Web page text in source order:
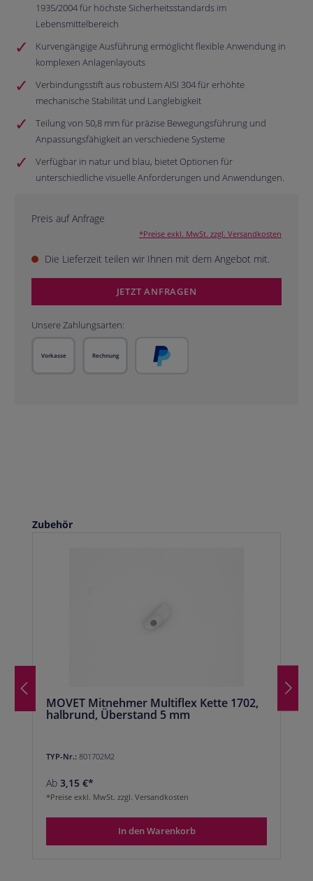
1935/2004 für höchste Sicherheitsstandards im
Lebensmittelbereich
Kurvengängige Ausführung ermöglicht flexible Anwendung in
komplexen Anlagenlayouts
Verbindungsstift aus robustem AISI 304 für erhöhte
mechanische Stabilität und Langlebigkeit
Teilung von 50,8 mm für präzise Bewegungsführung und
Anpassungsfähigkeit an verschiedene Systeme
Verfügbar in natur und blau, bietet Optionen für
unterschiedliche visuelle Anforderungen und Anwendungen.
Preis auf Anfrage
*Preise exkl. MwSt. zzgl. Versandkosten
Die Lieferzeit teilen wir Ihnen mit dem Angebot mit.
JETZT ANFRAGEN
Unsere Zahlungsarten:
Rechnung
Vorkasse
Produktgalerie überspringen
Zubehör
MOVET Mitnehmer Multiflex Kette 1702,
halbrund, Überstand 5 mm
TYP-Nr.:801702M2
Ab3,15 €*
*Preise exkl. MwSt. zzgl. Versandkosten
In den Warenkorb